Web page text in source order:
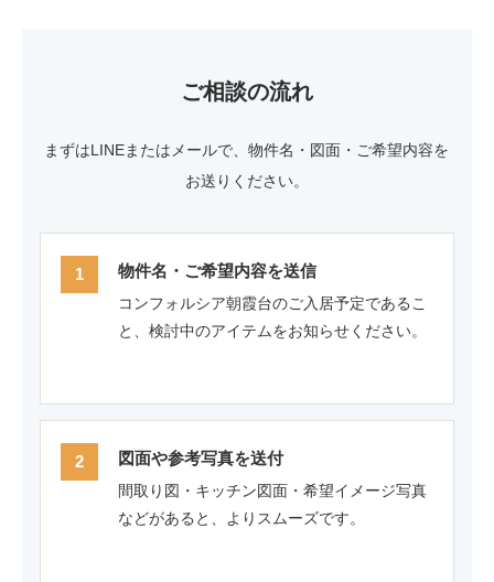
ご相談の流れ
まずはLINEまたはメールで、物件名・図面・ご希望内容を
お送りください。
物件名・ご希望内容を送信
コンフォルシア朝霞台のご入居予定であるこ
と、検討中のアイテムをお知らせください。
図面や参考写真を送付
間取り図・キッチン図面・希望イメージ写真
などがあると、よりスムーズです。